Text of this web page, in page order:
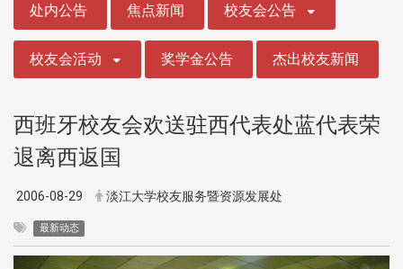
处内公告 焦点新闻 校友会公告
校友会活动 奖学金公告 杰出校友新闻
西班牙校友会欢送驻西代表处蓝代表荣
退离西返国
2006-08-29 淡江大学校友服务暨资源发展处
最新动态